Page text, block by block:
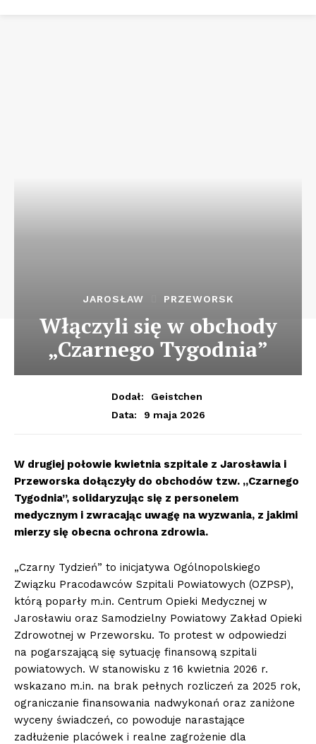
JAROSŁAW PRZEWORSK
Włączyli się w obchody
„Czarnego Tygodnia”
Dodał:
Geistchen
Data:
9 maja 2026
W drugiej połowie kwietnia szpitale z Jarosławia i
Przeworska dołączyły do obchodów tzw. „Czarnego
Tygodnia”, solidaryzując się z personelem
medycznym i zwracając uwagę na wyzwania, z jakimi
mierzy się obecna ochrona zdrowia.
„Czarny Tydzień” to inicjatywa Ogólnopolskiego
Związku Pracodawców Szpitali Powiatowych (OZPSP),
którą poparły m.in. Centrum Opieki Medycznej w
Jarosławiu oraz Samodzielny Powiatowy Zakład Opieki
Zdrowotnej w Przeworsku. To protest w odpowiedzi
na pogarszającą się sytuację finansową szpitali
powiatowych. W stanowisku z 16 kwietnia 2026 r.
wskazano m.in. na brak pełnych rozliczeń za 2025 rok,
ograniczanie finansowania nadwykonań oraz zaniżone
wyceny świadczeń, co powoduje narastające
zadłużenie placówek i realne zagrożenie dla